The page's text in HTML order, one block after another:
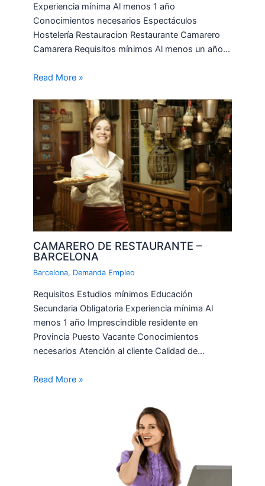
Experiencia mínima Al menos 1 año
Conocimientos necesarios Espectáculos
Hostelería Restauracion Restaurante Camarero
Camarera Requisitos mínimos Al menos un año…
Read More »
CAMARERO DE RESTAURANTE –
BARCELONA
Barcelona, Demanda Empleo
Requisitos Estudios mínimos Educación
Secundaria Obligatoria Experiencia mínima Al
menos 1 año Imprescindible residente en
Provincia Puesto Vacante Conocimientos
necesarios Atención al cliente Calidad de…
Read More »